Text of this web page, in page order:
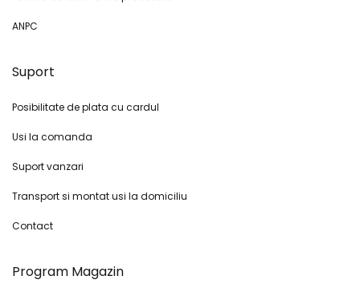
ANPC
Suport
Posibilitate de plata cu cardul
Usi la comanda
Suport vanzari
Transport si montat usi la domiciliu
Contact
Program Magazin